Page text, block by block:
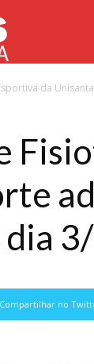
Unisanta
da
Compartilhar no